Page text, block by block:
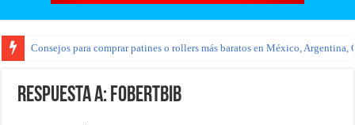
Consejos para comprar patines o rollers más baratos en México, Argentina,
Respuesta a: Fobertbib